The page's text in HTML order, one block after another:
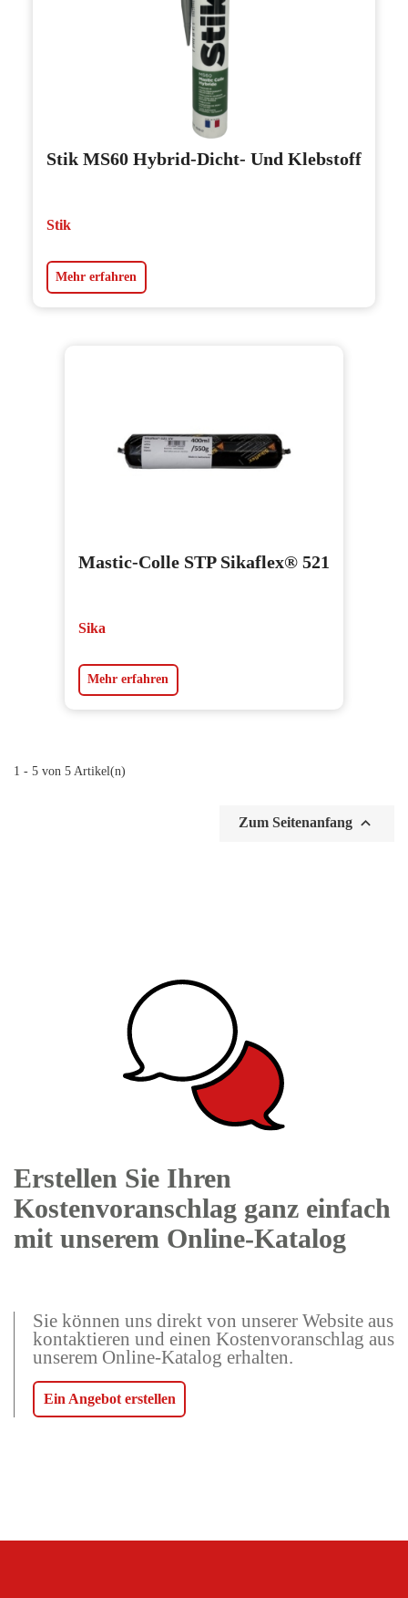
Stik MS60 Hybrid-Dicht- Und Klebstoff
Stik
Mehr erfahren
Mastic-Colle STP Sikaflex® 521
Sika
Mehr erfahren
1 - 5 von 5 Artikel(n)
Zum Seitenanfang 
Erstellen Sie Ihren
Kostenvoranschlag ganz einfach
mit unserem Online-Katalog
Sie können uns direkt von unserer Website aus
kontaktieren und einen Kostenvoranschlag aus
unserem Online-Katalog erhalten.
Ein Angebot erstellen